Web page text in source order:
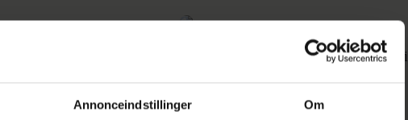
Annonceindstillinger Om
Basim taler ud: Svært at møde piger i